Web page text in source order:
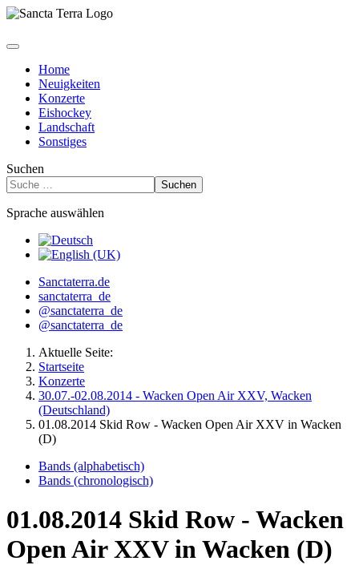
Home
Neuigkeiten
Konzerte
Eishockey
Landschaft
Sonstiges
Suchen
Suchen
Sprache auswählen
Sanctaterra.de
sanctaterra_de
@sanctaterra_de
@sanctaterra_de
Aktuelle Seite:
Startseite
Konzerte
30.07.-02.08.2014 - Wacken Open Air XXV, Wacken
(Deutschland)
01.08.2014 Skid Row - Wacken Open Air XXV in Wacken
(D)
Bands (alphabetisch)
Bands (chronologisch)
01.08.2014 Skid Row - Wacken
Open Air XXV in Wacken (D)